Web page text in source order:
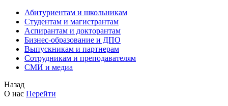
Абитуриентам и школьникам
Студентам и магистрантам
Аспирантам и докторантам
Бизнес-образование и ДПО
Выпускникам и партнерам
Сотрудникам и преподавателям
СМИ и медиа
Назад
О нас Перейти